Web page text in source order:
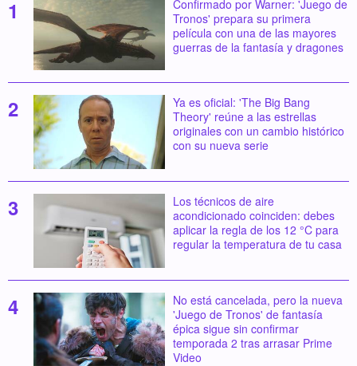
Confirmado por Warner: 'Juego de
Tronos' prepara su primera
película con una de las mayores
guerras de la fantasía y dragones
Ya es oficial: 'The Big Bang
Theory' reúne a las estrellas
originales con un cambio histórico
con su nueva serie
Los técnicos de aire
acondicionado coinciden: debes
aplicar la regla de los 12 °C para
regular la temperatura de tu casa
No está cancelada, pero la nueva
'Juego de Tronos' de fantasía
épica sigue sin confirmar
temporada 2 tras arrasar Prime
Video